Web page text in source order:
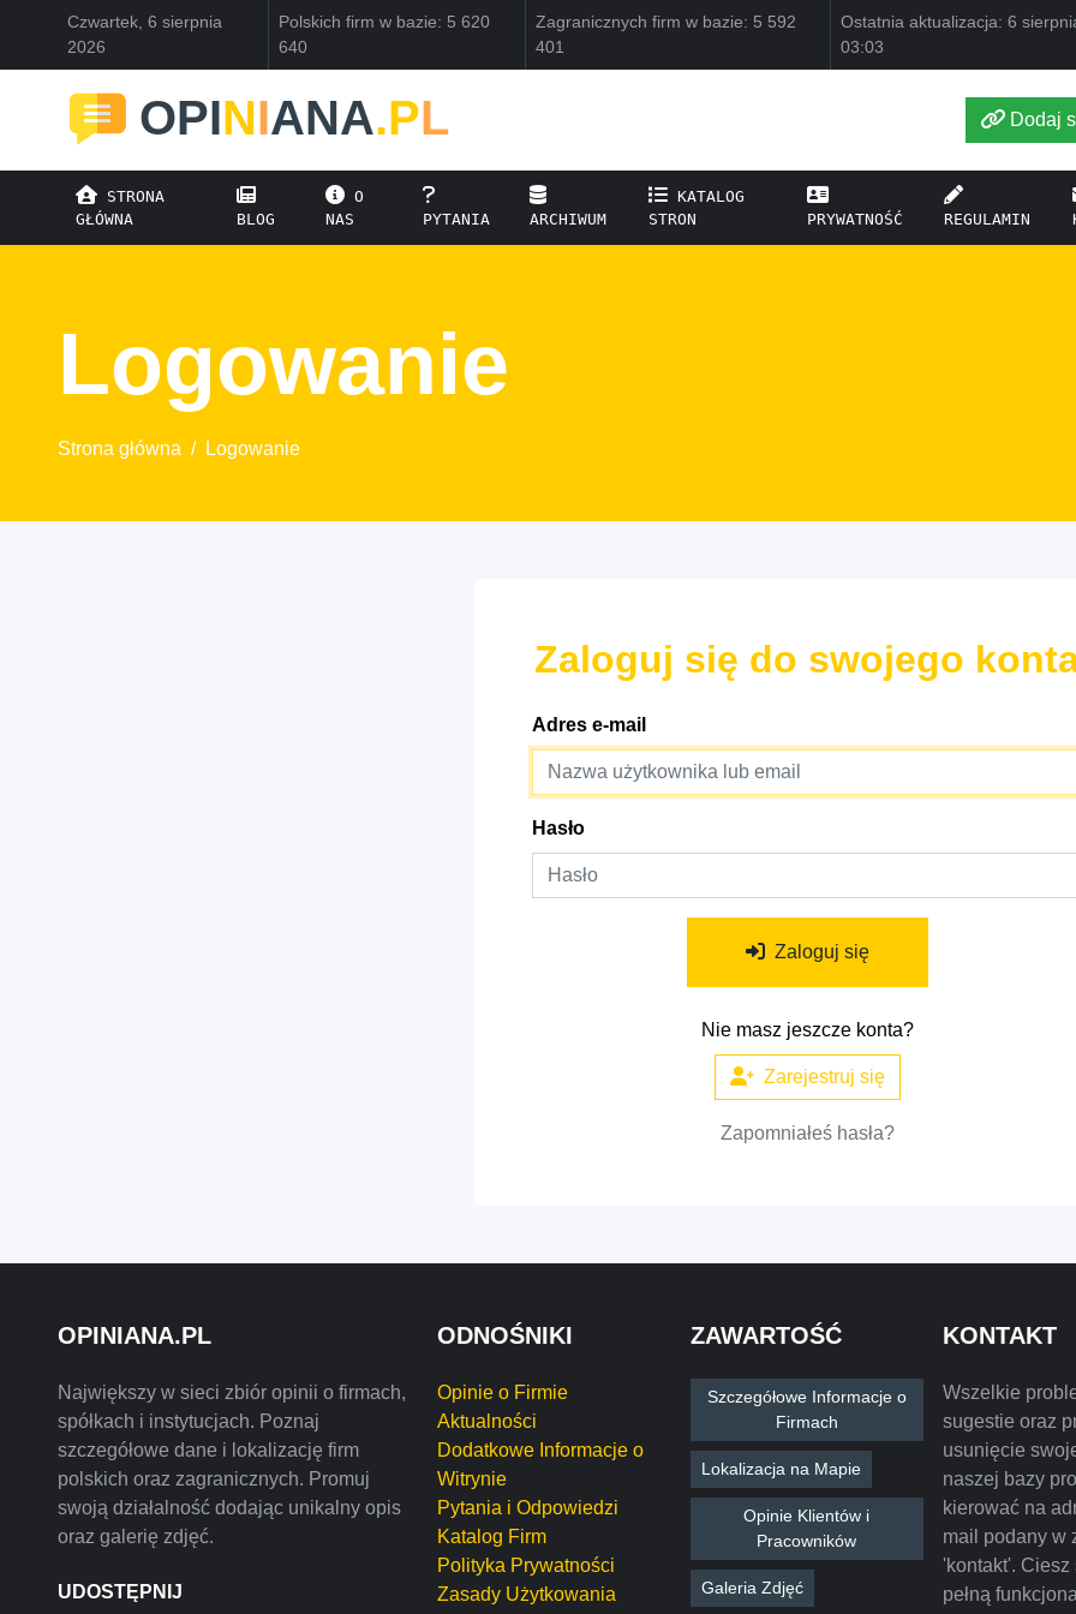
Czwartek, 6 sierpnia
2026
Polskich firm w bazie: 5 620
640
Zagranicznych firm w bazie: 5 592
401
Ostatnia aktualizacja: 6
03:03
OPINIANA.PL Dodaj
STRONA
GŁÓWNA
BLOG
O
NAS
PYTANIA ARCHIWUM
KATALOG
STRON
PRYWATNOŚĆ REGULAMIN
Logowanie
Strona główna / Logowanie
Zaloguj się do swojego
Adres e-mail
Hasło
Zaloguj się
Nie masz jeszcze konta?
Zarejestruj się
Zapomniałeś hasła?
OPINIANA.PL
Największy w sieci zbiór opinii o firmach,
spółkach i instytucjach. Poznaj
szczegółowe dane i lokalizację firm
polskich oraz zagranicznych. Promuj
swoją działalność dodając unikalny opis
oraz galerię zdjęć.
UDOSTĘPNIJ
ODNOŚNIKI
Opinie o Firmie
Aktualności
Dodatkowe Informacje o
Witrynie
Pytania i Odpowiedzi
Katalog Firm
Polityka Prywatności
Zasady Użytkowania
ZAWARTOŚĆ
Szczegółowe Informacje o
Firmach
Lokalizacja na Mapie
Opinie Klientów i
Pracowników
Galeria Zdjęć
KONTAKT
Wszelkie
sugestie oraz
usunięcie
naszej bazy
kierować na
mail podany w
'kontakt'. Ciesz
pełną